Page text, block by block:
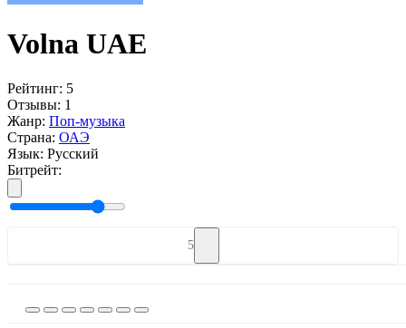
Volna UAE
Рейтинг: 5
Отзывы: 1
Жанр: Поп-музыка
Страна: ОАЭ
Язык: Русский
Битрейт:
5